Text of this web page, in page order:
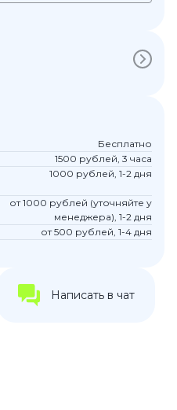
Бесплатно
1500 рублей, 3 часа
1000 рублей, 1-2 дня
от 1000 рублей (уточняйте у
менеджера), 1-2 дня
от 500 рублей, 1-4 дня
Написать в чат